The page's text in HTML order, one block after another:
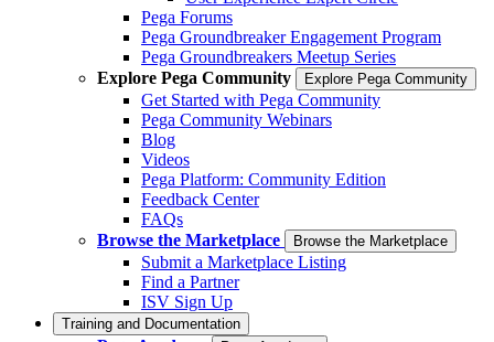
Pega Forums
Pega Groundbreaker Engagement Program
Pega Groundbreakers Meetup Series
Explore Pega Community
Explore Pega Community
Get Started with Pega Community
Pega Community Webinars
Blog
Videos
Pega Platform: Community Edition
Feedback Center
FAQs
Browse the Marketplace
Browse the Marketplace
Submit a Marketplace Listing
Find a Partner
ISV Sign Up
Training and Documentation